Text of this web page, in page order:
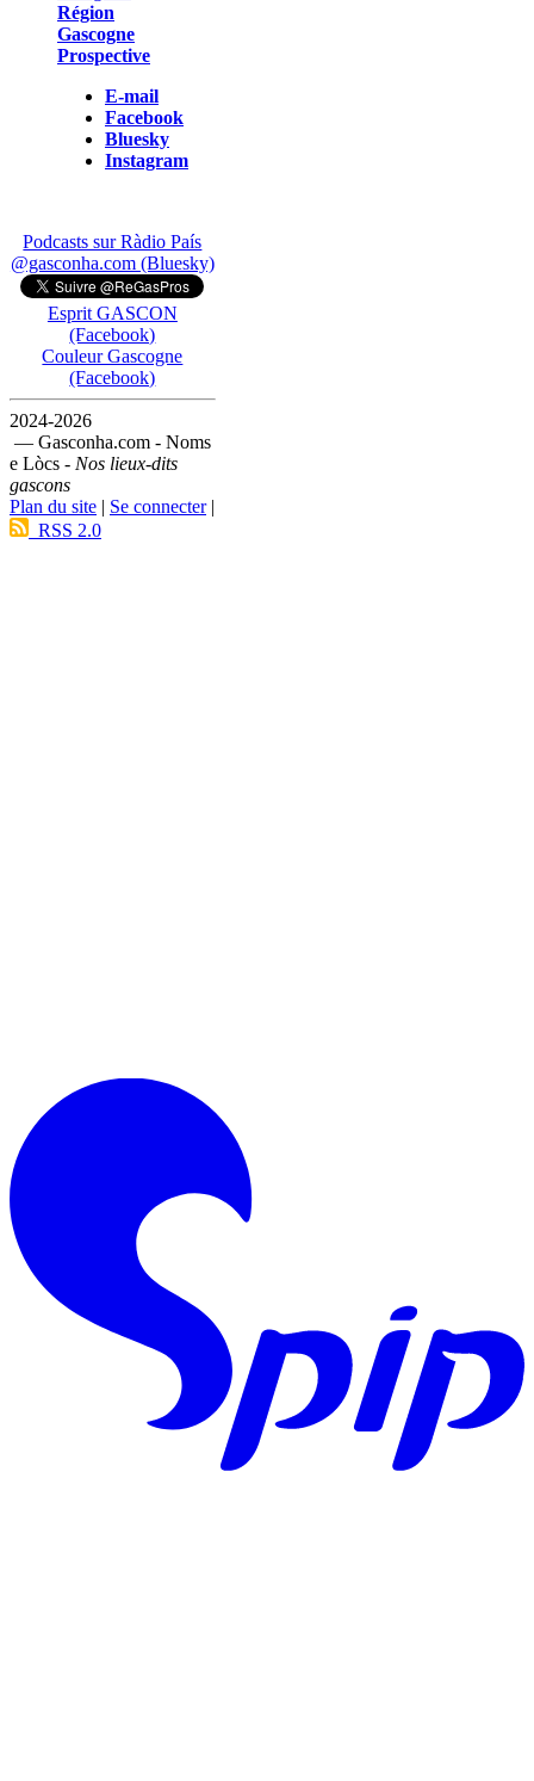
Région
Gascogne
Prospective
E-mail
Facebook
Bluesky
Instagram
Podcasts sur Ràdio País
@gasconha.com (Bluesky)
Esprit GASCON
(Facebook)
Couleur Gascogne
(Facebook)
2024-2026
— Gasconha.com - Noms
e Lòcs - Nos lieux-dits
gascons
Plan du site | Se connecter|
RSS 2.0